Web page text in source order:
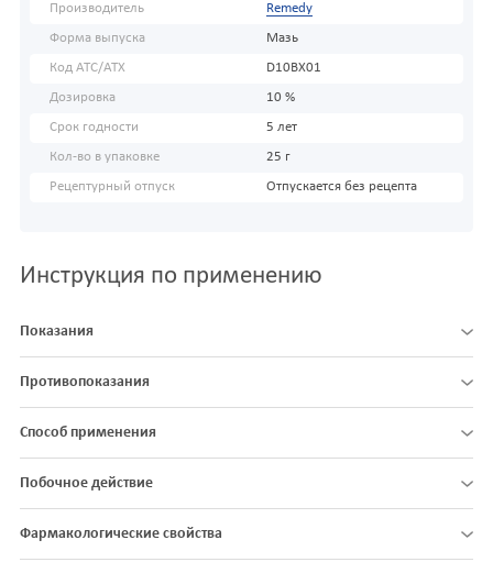
Производитель Remedy
Форма выпуска Мазь
Код АТС/ATX D10BX01
Дозировка 10 %
Срок годности 5 лет
Кол-во в упаковке 25 г
Рецептурный отпуск Отпускается без рецепта
Инструкция по применению
Показания
Противопоказания
Способ применения
Побочное действие
Фармакологические свойства